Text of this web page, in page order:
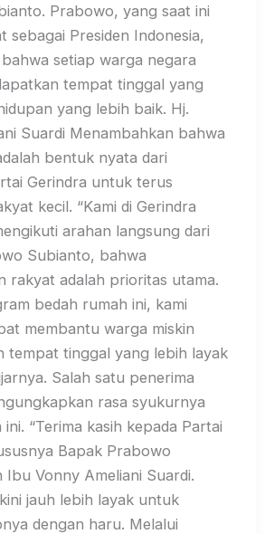
Prabowo, yang saat ini
sebagai Presiden Indonesia,
setiap warga negara
tempat tinggal yang
yang lebih baik. Hj.
Suardi Menambahkan bahwa
bentuk nyata dari
Gerindra untuk terus
kecil. “Kami di Gerindra
arahan langsung dari
Subianto, bahwa
rakyat adalah prioritas utama.
bedah rumah ini, kami
membantu warga miskin
tempat tinggal yang lebih layak
Salah satu penerima
rasa syukurnya
“Terima kasih kepada Partai
Bapak Prabowo
Ibu Vonny Ameliani Suardi.
jauh lebih layak untuk
dengan haru. Melalui